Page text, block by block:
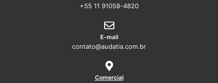
+55 11 91058-4820
E-mail
contato@audatia.com.br
Comercial